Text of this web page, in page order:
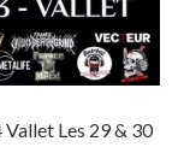
Les 29 & 30